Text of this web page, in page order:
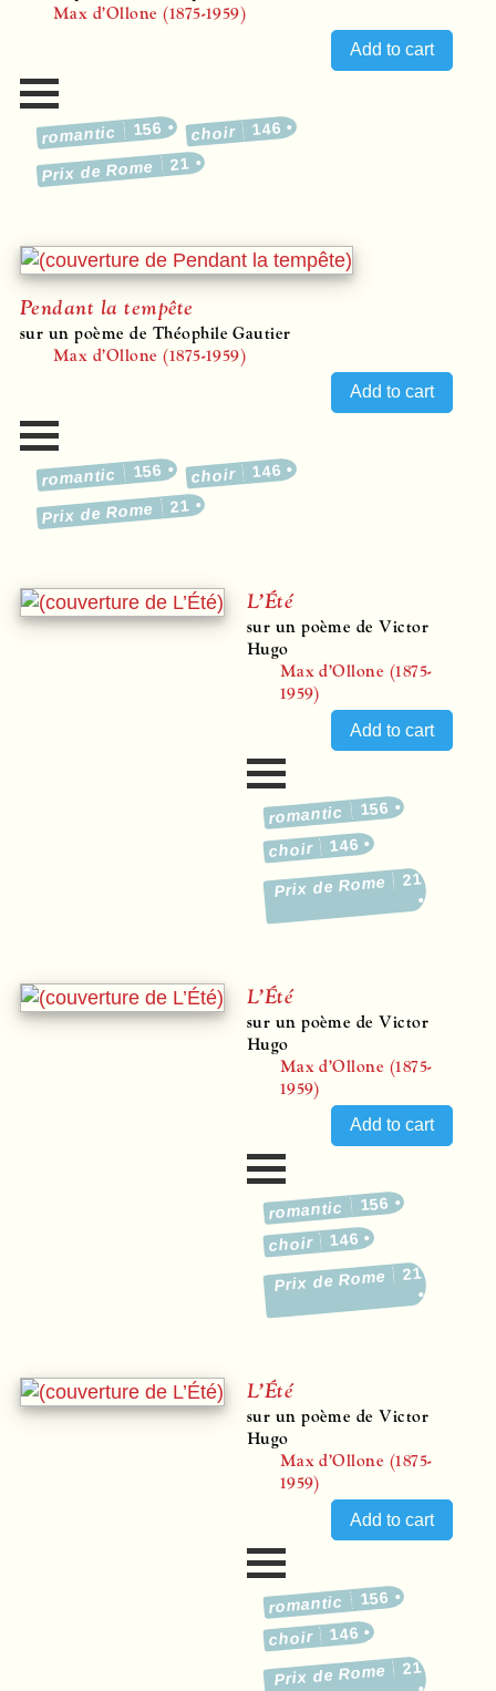
Max d’Ollone (1875-1959)
romantic 156 choir 146
Prix de Rome 21
Pendant la tempête
sur un poème de Théophile Gautier
Max d’Ollone (1875-1959)
romantic 156 choir 146
Prix de Rome 21
L’Été
sur un poème de Victor
Hugo
Max d’Ollone (1875-
1959)
romantic 156
choir 146
Prix de Rome 21
L’Été
sur un poème de Victor
Hugo
Max d’Ollone (1875-
1959)
romantic 156
choir 146
Prix de Rome 21
L’Été
sur un poème de Victor
Hugo
Max d’Ollone (1875-
1959)
romantic 156
choir 146
Prix de Rome 21